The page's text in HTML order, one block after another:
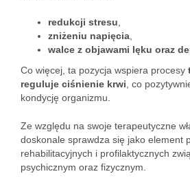
redukcji stresu
zniżeniu napięcia
walce z objawami lęku oraz
Co więcej, ta pozycja wspiera procesy
reguluje ciśnienie krwi , co
kondycję organizmu.
Ze względu na swoje terapeutyczne
doskonale sprawdza się jako element
rehabilitacyjnych i profilaktycznych
psychicznym oraz fizycznym.